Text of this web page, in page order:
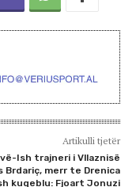
Artikulli tjetër
Ish trajneri i Vllaznisë
Brdariç, merr te Drenica
kuqeblu: Fjoart Jonuzi